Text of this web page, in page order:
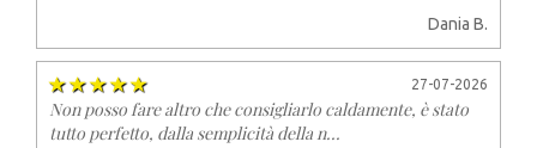
Dania B.
27-07-2026
Non posso fare altro che consigliarlo caldamente, è stato
tutto perfetto, dalla semplicità della n...